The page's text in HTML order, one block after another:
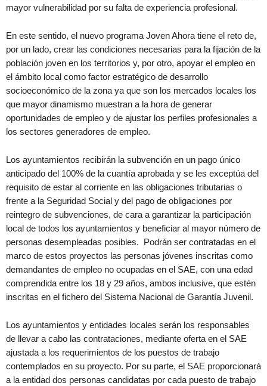
mayor vulnerabilidad por su falta de experiencia profesional.
En este sentido, el nuevo programa Joven Ahora tiene el reto de,
por un lado, crear las condiciones necesarias para la fijación de la
población joven en los territorios y, por otro, apoyar el empleo en
el ámbito local como factor estratégico de desarrollo
socioeconómico de la zona ya que son los mercados locales los
que mayor dinamismo muestran a la hora de generar
oportunidades de empleo y de ajustar los perfiles profesionales a
los sectores generadores de empleo.
Los ayuntamientos recibirán la subvención en un pago único
anticipado del 100% de la cuantía aprobada y se les exceptúa del
requisito de estar al corriente en las obligaciones tributarias o
frente a la Seguridad Social y del pago de obligaciones por
reintegro de subvenciones, de cara a garantizar la participación
local de todos los ayuntamientos y beneficiar al mayor número de
personas desempleadas posibles. Podrán ser contratadas en el
marco de estos proyectos las personas jóvenes inscritas como
demandantes de empleo no ocupadas en el SAE, con una edad
comprendida entre los 18 y 29 años, ambos inclusive, que estén
inscritas en el fichero del Sistema Nacional de Garantía Juvenil.
Los ayuntamientos y entidades locales serán los responsables
de llevar a cabo las contrataciones, mediante oferta en el SAE
ajustada a los requerimientos de los puestos de trabajo
contemplados en su proyecto. Por su parte, el SAE proporcionará
a la entidad dos personas candidatas por cada puesto de trabajo